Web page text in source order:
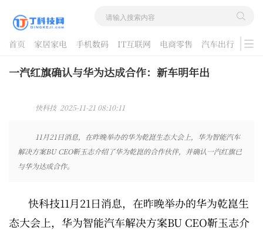
首页 家居家电 手机数码 IT互联网 电商零售 汽车出行
游戏
酷品评测
一汽红旗确认与华为达成合作：新车明年出
快科技 2025-11-21 08:10:11
11月21日消息，在昨晚举办的华为乾崑生态大会上，华为智能汽车
解决方案BU CEO靳玉志介绍了华为乾崑的合作伙伴，并确认一汽红旗已
与华为达成合作。
快科技11月21日消息，在昨晚举办的华为乾崑生
态大会上，华为智能汽车解决方案BU CEO靳玉志介